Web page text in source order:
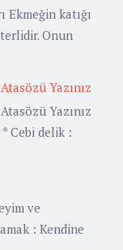
katığı
Onun
Yazınız
Yazınız
Cebi delik :
ve
: Kendine